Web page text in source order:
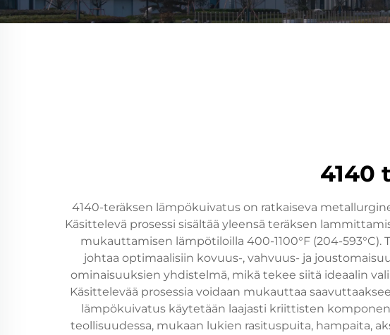
4140
4140-teräksen lämpökuivatus on ratkaiseva
Käsittelevä prosessi sisältää yleensä teräksen
mukauttamisen lämpötiloilla 400-1100°F (204-
johtaa optimaalisiin kovuus-, vahvuus- ja
ominaisuuksien yhdistelmä, mikä tekee siitä ideaalin
Käsittelevää prosessia voidaan mukauttaa
lämpökuivatus käytetään laajasti kriittisten
teollisuudessa, mukaan lukien rasituspuita, hampaita,